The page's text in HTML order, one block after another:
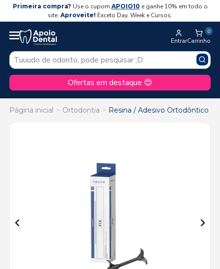
Primeira compra? Use o cupom APOIO10 e ganhe 10% em todo o
site. Aproveite! Exceto Day, Week e Cursos.
Entrar
0
Carrinho
Ofertas em destaque 😍
Página inicial Ortodontia Resina / Adesivo Ortodôntico